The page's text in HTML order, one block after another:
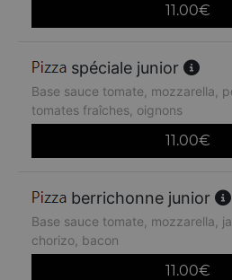
11.00€
spéciale junior
Base sauce tomate, mozzarella,
tomates fraîches, oignons
11.00€
berrichonne junior
Base sauce tomate, mozzarella,
chorizo, bacon
11.00€